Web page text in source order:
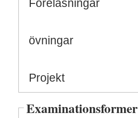
Föreläsningar
övningar
Projekt
Examinationsformer